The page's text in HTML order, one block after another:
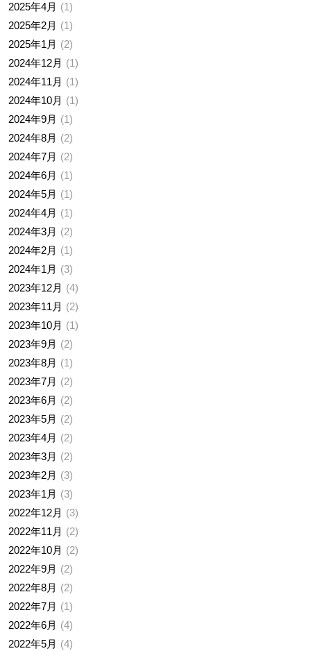
2025年4月
1
2025年2月
1
2025年1月
2
2024年12月
1
2024年11月
1
2024年10月
1
2024年9月
1
2024年8月
2
2024年7月
2
2024年6月
1
2024年5月
1
2024年4月
1
2024年3月
2
2024年2月
1
2024年1月
3
2023年12月
4
2023年11月
2
2023年10月
1
2023年9月
2
2023年8月
1
2023年7月
2
2023年6月
2
2023年5月
2
2023年4月
2
2023年3月
2
2023年2月
3
2023年1月
3
2022年12月
3
2022年11月
2
2022年10月
2
2022年9月
2
2022年8月
2
2022年7月
1
2022年6月
4
2022年5月
4